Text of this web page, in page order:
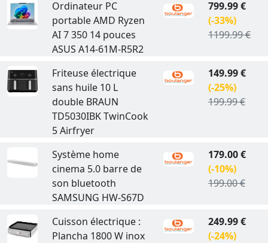
Ordinateur PC
portable AMD Ryzen
AI 7 350 14 pouces
ASUS A14-61M-R5R2
799.99 €
(-33%)
1199.99 €
Friteuse électrique
sans huile 10 L
double BRAUN
TD5030IBK TwinCook
5 Airfryer
149.99 €
(-25%)
199.99 €
Système home
cinema 5.0 barre de
son bluetooth
SAMSUNG HW-S67D
179.00 €
(-10%)
199.00 €
Cuisson électrique :
Plancha 1800 W inox
249.99 €
(-24%)